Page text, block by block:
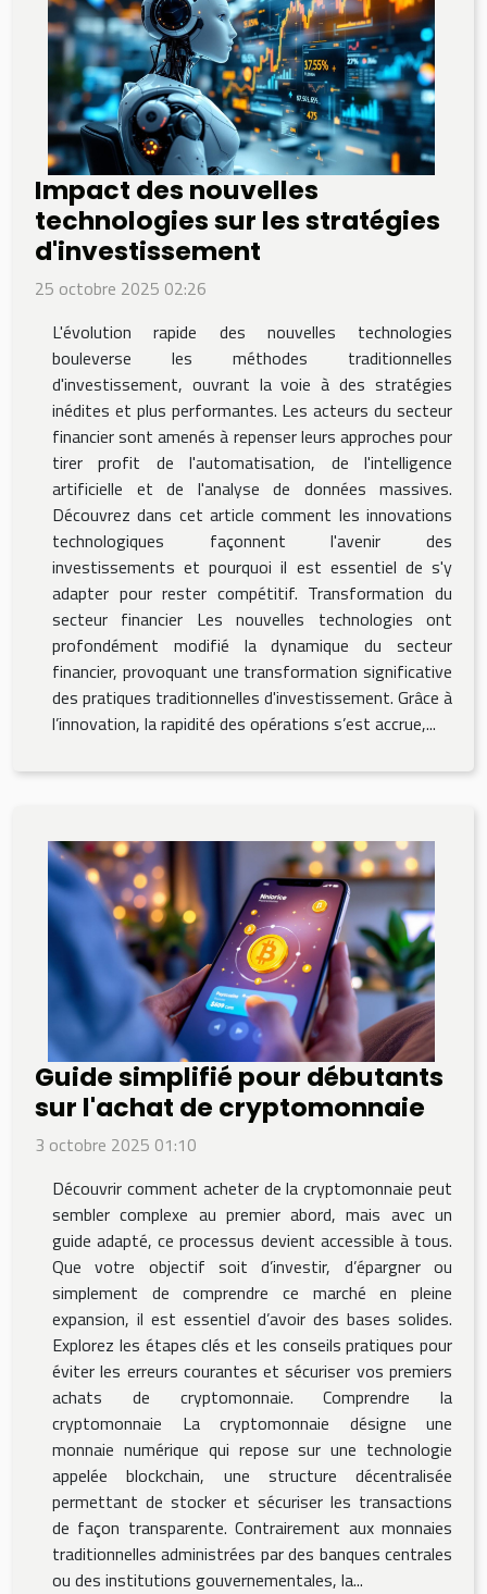
Impact des nouvelles
technologies sur les stratégies
d'investissement
25 octobre 2025 02:26
L'évolution rapide des nouvelles technologies
bouleverse les méthodes traditionnelles
d'investissement, ouvrant la voie à des stratégies
inédites et plus performantes. Les acteurs du secteur
financier sont amenés à repenser leurs approches pour
tirer profit de l'automatisation, de l'intelligence
artificielle et de l'analyse de données massives.
Découvrez dans cet article comment les innovations
technologiques façonnent l'avenir des
investissements et pourquoi il est essentiel de s'y
adapter pour rester compétitif. Transformation du
secteur financier Les nouvelles technologies ont
profondément modifié la dynamique du secteur
financier, provoquant une transformation significative
des pratiques traditionnelles d'investissement. Grâce à
l’innovation, la rapidité des opérations s’est accrue,...
Guide simplifié pour débutants
sur l'achat de cryptomonnaie
3 octobre 2025 01:10
Découvrir comment acheter de la cryptomonnaie peut
sembler complexe au premier abord, mais avec un
guide adapté, ce processus devient accessible à tous.
Que votre objectif soit d’investir, d’épargner ou
simplement de comprendre ce marché en pleine
expansion, il est essentiel d’avoir des bases solides.
Explorez les étapes clés et les conseils pratiques pour
éviter les erreurs courantes et sécuriser vos premiers
achats de cryptomonnaie. Comprendre la
cryptomonnaie La cryptomonnaie désigne une
monnaie numérique qui repose sur une technologie
appelée blockchain, une structure décentralisée
permettant de stocker et sécuriser les transactions
de façon transparente. Contrairement aux monnaies
traditionnelles administrées par des banques centrales
ou des institutions gouvernementales, la...